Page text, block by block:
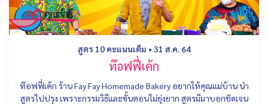
สูตร 10 คะแนนเต็ม • 31 ส.ค. 64
ท๊อฟฟี่เค้ก
ท๊อฟฟี่เค้ก ร้าน Fay Fay Homemade Bakery อยากให้คุณแม่บ้าน นำ
สูตรไปปรุง เพราะกรรมวิธีและขั้นตอนไม่ยุ่งยาก สูตรมีมาบอกชัดเจน